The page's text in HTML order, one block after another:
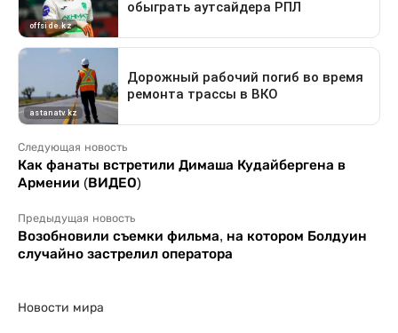
Следующая новость
Как фанаты встретили Димаша Кудайбергена в
Армении (ВИДЕО)
Предыдущая новость
Возобновили съемки фильма, на котором Болдуин
случайно застрелил оператора
Новости мира